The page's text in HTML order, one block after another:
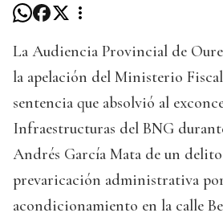
La Audiencia Provincial de
la apelación del Ministerio
sentencia que absolvió al
Infraestructuras del BNG
Andrés García Mata de un
prevaricación administrativa
acondicionamiento en la calle